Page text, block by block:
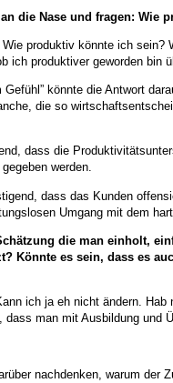
die Nase und fragen: Wie
produktiv könnte ich sein?
ich produktiver geworden bin
könnte die Antwort
die so
dass die
werden.
dass das Kunden
Umgang mit dem
die man einholt,
Könnte es sein, dass es
ich ja eh nicht ändern.
dass man mit Ausbildung und
nachdenken, warum der